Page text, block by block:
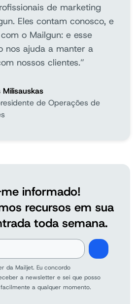
de marketing
Eles contam conosco, e
o Mailgun: e esse
nos ajuda a manter a
nossos clientes.”
Milisauskas
de Operações de
informado!
recursos em sua
toda semana.
da Mailjet. Eu concordo
a newsletter e sei que posso
a qualquer momento.